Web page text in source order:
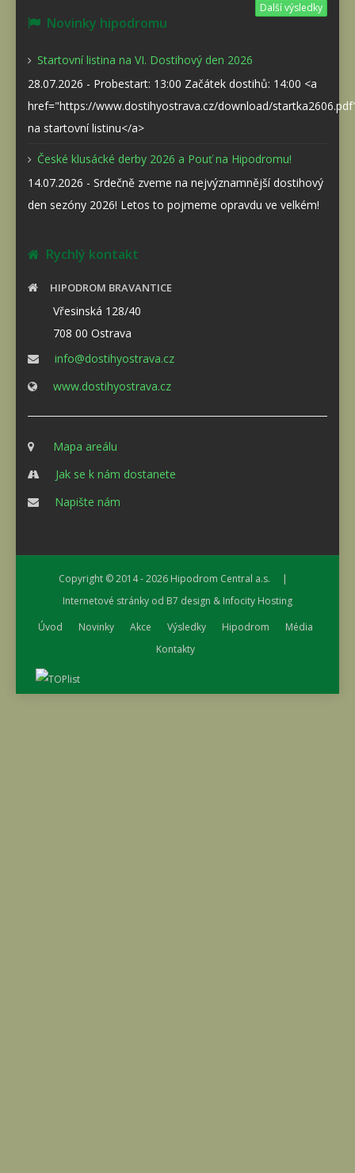
Další výsledky
Novinky hipodromu
Startovní listina na VI. Dostihový den 2026
28.07.2026 - Probestart: 13:00 Začátek dostihů: 14:00 <a
href="https://www.dostihyostrava.cz/download/
na startovní listinu</a>
České klusácké derby 2026 a Pouť na Hipodromu!
14.07.2026 - Srdečně zveme na nejvýznamnější dostihový
den sezóny 2026! Letos to pojmeme opravdu ve velkém!
Rychlý kontakt
HIPODROM BRAVANTICE
Vřesinská 128/40
708 00 Ostrava
info@dostihyostrava.cz
www.dostihyostrava.cz
Mapa areálu
Jak se k nám dostanete
Napište nám
Copyright © 2014 - 2026 Hipodrom Central a.s. |
Internetové stránky od B7 design & Infocity Hosting
Úvod
Novinky Akce Výsledky Hipodrom
Média
Kontakty